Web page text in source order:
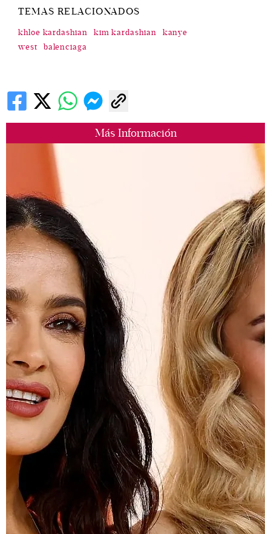
Más Información
TEMAS RELACIONADOS
khloe kardashian kim kardashian
kanye
west
balenciaga